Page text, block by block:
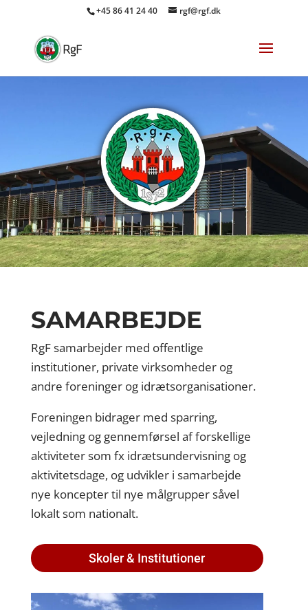
+45 86 41 24 40 rgf@rgf.dk
SAMARBEJDE
RgF samarbejder med offentlige
institutioner, private virksomheder og
andre foreninger og idrætsorganisationer.
Foreningen bidrager med sparring,
vejledning og gennemførsel af forskellige
aktiviteter som fx idrætsundervisning og
aktivitetsdage, og udvikler i samarbejde
nye koncepter til nye målgrupper såvel
lokalt som nationalt.
Skoler & Institutioner